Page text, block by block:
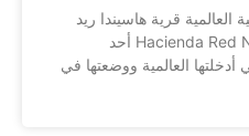
قرية هاسيندا ريد
الساحل الشمالي Hacienda Red North Coast أحد
العالمية ووضعتها في